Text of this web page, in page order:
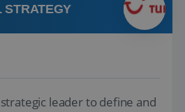
STRATEGY
leader to define and